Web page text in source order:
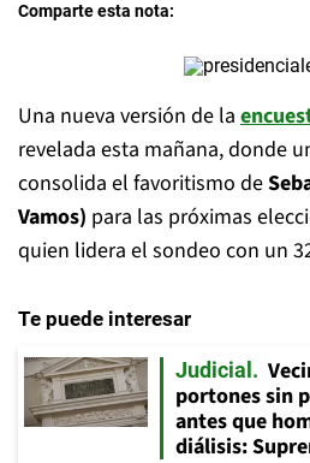
Comparte esta nota:
Una nueva versión de la
revelada esta mañana, donde
consolida el favoritismo de
Vamos) para las próximas
quien lidera el sondeo con un
Te puede interesar
Judicial
portones sin
antes que
diálisis: